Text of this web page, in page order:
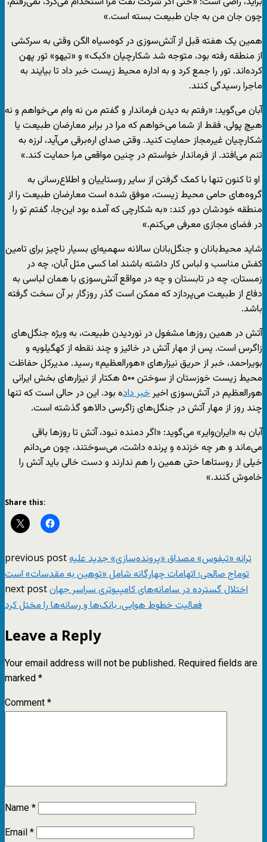
چون جان من به جان طبیعت بسته است.»
همین یک هفته قبل از آتش‌سوزی در کوه‌سیاه الگن وقتی به سرکشی
از منطقه رفته بود، متوجه شد شکارچیان «کبک» و «تیهو» تور پهن‌
کرده‌اند. تور را جمع کرد و به اداره محیط زیست خبر داد تا بیایند به
ماجرا رسیدگی کنند.
آبان می‌گوید: «رفتم به دیدن فرماندار و گفتم من نه وام می‌خواهم و نه
هیچ پولی، فقط از شما می‌خواهم که مرا در برابر معارضان طبیعت یا
شکارچیان غیرمجاز حمایت کنید. وقتی صدای اره‌برقی می‌آید، لرزه به
تنم می‌افتد. از فرماندار خواستم در چنین مواقعی مرا حمایت کند.»
او تا کنون تنها با کمک گرفتن از سایر روستاییان و اطلاع‌رسانی به
گروه‌های حامی محیط زیست، موفق شده است معارضان طبیعت را از
منطقه خودشان دور کند: «به شکارچی‌ که آمده بود این‌جا، گفتم تو را
در فضای مجازی معرفی‌ می‌کنم.»
شاید محیط‌بانان و جنگل‌بانان سالانه سهمیه‌ای بسیار ناچیز برای تامین
کفش مناسب و لباس کار داشته باشند اما کسی مثل آبان، چه در
زمستان، چه در تابستان و چه در مواقع آتش‌سوزی با همان لباسی به
دفاع از طبیعت می‌پردازد که ممکن است گذر روزگار بر آن سخت گرفته
باشد.
آتش در همین روزها مشغول در نوردیدن طبیعت، به ویژه جنگل‌های
زاگرس است. پس از مهار آتش در خائیز و چند نقطه از کهگیلویه و
بویراحمد، خبر از حریق نیزارهای «هورالعظیم» رسید. مدیرکل حفاظت
محیط زیست خوزستان از سوختن ۵۰۰ هکتار از نیزارهای بخش ایرانی
هورالعظیم در آتش‌سوزی اخیرخبر داده بود. این در حالی است که تنها
چند روز از مهار آتش در جنگل‌های زاگرسی دالاهو گذشته است.
آبان به «ایران‌وایر» می‌گوید: «اگر دمنده نبود، آتش‌ تا روزها باقی
می‌ماند و هر چه خزنده و پرنده داشت، می‌سوختند، چون می‌دانم
خیلی از روستاها حتی همین را هم ندارند و دست خالی باید آتش را
خاموش کنند.»
Share this:
previous postترانه «تیفوس» مصداق «پرونده‌سازی» جدید علیه
توماج صالحی؛ اتهامات چهارگانه شامل «توهین به مقدسات» است
next postاختلال گسترده در سامانه‌های کامپیوتری سراسر جهان
فعالیت خطوط هوایی، بانک‌ها و رسانه‌ها را مختل کرد
Leave a Reply
Your email address will not be published. Required fields are
marked*
Comment*
Name*
Email*